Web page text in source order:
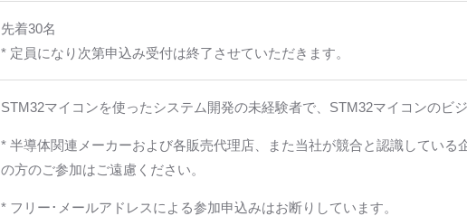
先着30名
* 定員になり次第申込み受付は終了させていただきます。
STM32マイコンを使ったシステム開発の未経験者で、STM32マイコンのビ
* 半導体関連メーカーおよび各販売代理店、また当社が競合と認識している
の方のご参加はご遠慮ください。
* フリー･メールアドレスによる参加申込みはお断りしています。